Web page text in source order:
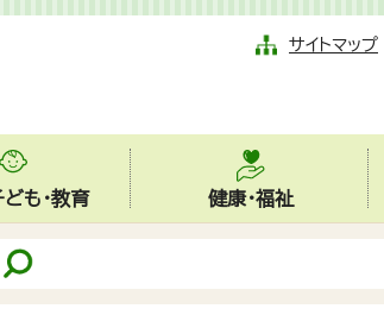
サイトマップ
ども・教育 健康・福祉